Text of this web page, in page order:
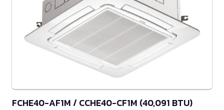
FCHE40-AF1M / CCHE40-CF1M (40,091 BTU)